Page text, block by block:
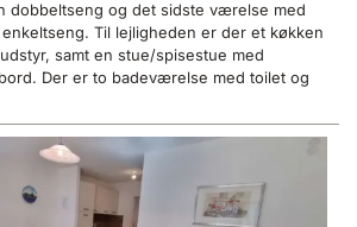
dobbeltseng og det sidste værelse med
Til lejligheden er der et køkken
samt en stue/spisestue med
Der er to badeværelse med toilet og